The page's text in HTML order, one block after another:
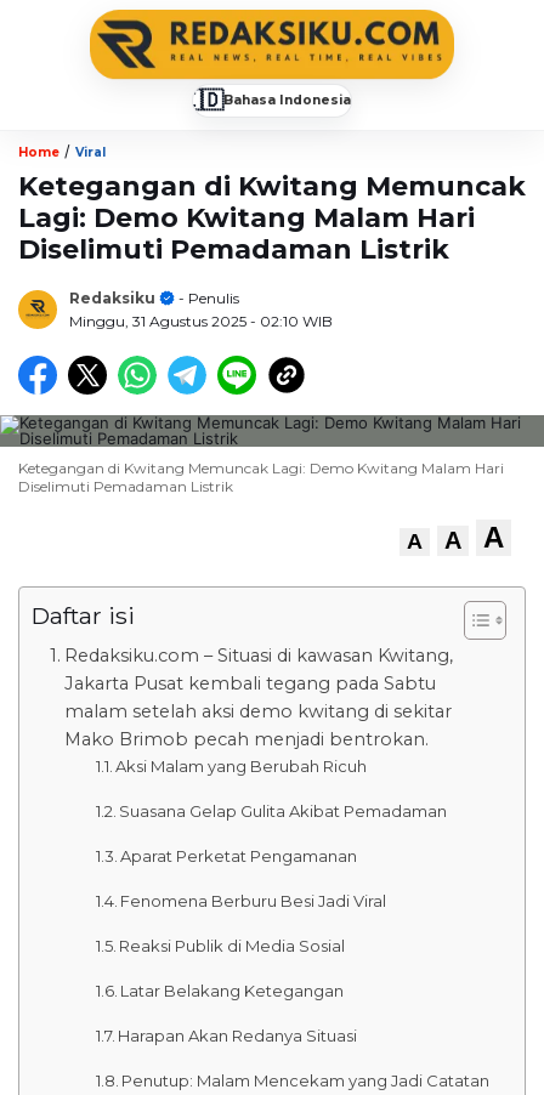
🇮🇩Bahasa Indonesia
Home / Viral
Ketegangan di Kwitang Memuncak
Lagi: Demo Kwitang Malam Hari
Diselimuti Pemadaman Listrik
Redaksiku
- Penulis
Minggu, 31 Agustus 2025 - 02:10 WIB
Ketegangan di Kwitang Memuncak Lagi: Demo Kwitang Malam Hari
Diselimuti Pemadaman Listrik
A A A
Daftar isi
Redaksiku.com – Situasi di kawasan Kwitang,
Jakarta Pusat kembali tegang pada Sabtu
malam setelah aksi demo kwitang di sekitar
Mako Brimob pecah menjadi bentrokan.
Aksi Malam yang Berubah Ricuh
Suasana Gelap Gulita Akibat Pemadaman
Aparat Perketat Pengamanan
Fenomena Berburu Besi Jadi Viral
Reaksi Publik di Media Sosial
Latar Belakang Ketegangan
Harapan Akan Redanya Situasi
Penutup: Malam Mencekam yang Jadi Catatan